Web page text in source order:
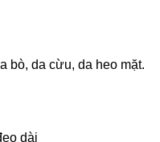
bò, da cừu, da heo mặt.
dài